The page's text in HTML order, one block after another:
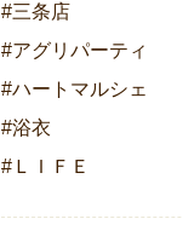
#三条店
#アグリパーティ
#ハートマルシェ
#浴衣
#ＬＩＦＥ